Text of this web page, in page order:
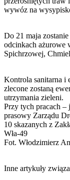
wywóz na
Do 21 maja
odcinkach ażurowe
Spichrzowej,
Kontrola sanitarna i
zlecone zostaną
utrzymania zieleni.
Przy tych pracach
prasowy Zarządu
10 skazanych z
Wła-49
Fot. Włodzimierz
Inne artykuły